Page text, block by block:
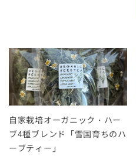
自家栽培オーガニック・ハー
ブ4種ブレンド「雪国育ちのハ
ーブティー」